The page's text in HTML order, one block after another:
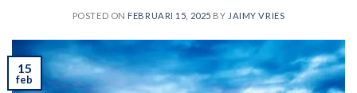
POSTED ON FEBRUARI 15, 2025 BY JAIMY VRIES
15
feb